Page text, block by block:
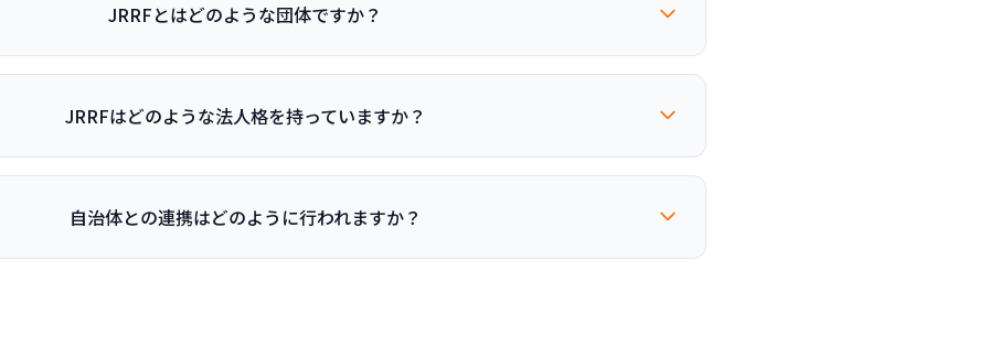
JRRFとはどのような団体ですか？
JRRFはどのような法人格を持っていますか？
自治体との連携はどのように行われますか？